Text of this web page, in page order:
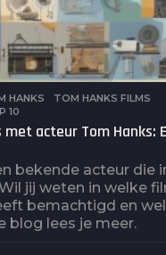
HANKS ,TOM HANKS FILMS
10
acteur Tom Hanks:
bekende acteur die
jij weten in welke
bemachtigd en
blog lees je meer.